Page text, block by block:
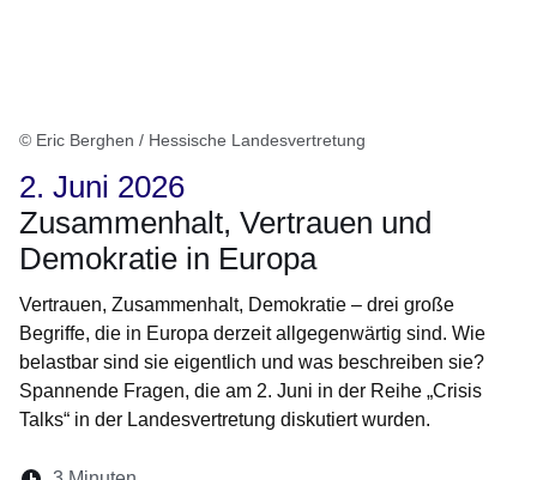
© Eric Berghen / Hessische Landesvertretung
2. Juni 2026
Zusammenhalt, Vertrauen und
Demokratie in Europa
Vertrauen, Zusammenhalt, Demokratie – drei große
Begriffe, die in Europa derzeit allgegenwärtig sind. Wie
belastbar sind sie eigentlich und was beschreiben sie?
Spannende Fragen, die am 2. Juni in der Reihe „Crisis
Talks“ in der Landesvertretung diskutiert wurden.